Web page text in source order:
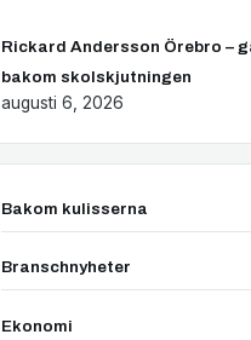
Rickard Andersson Örebro –
bakom skolskjutningen
augusti 6, 2026
Bakom kulisserna
Branschnyheter
Ekonomi